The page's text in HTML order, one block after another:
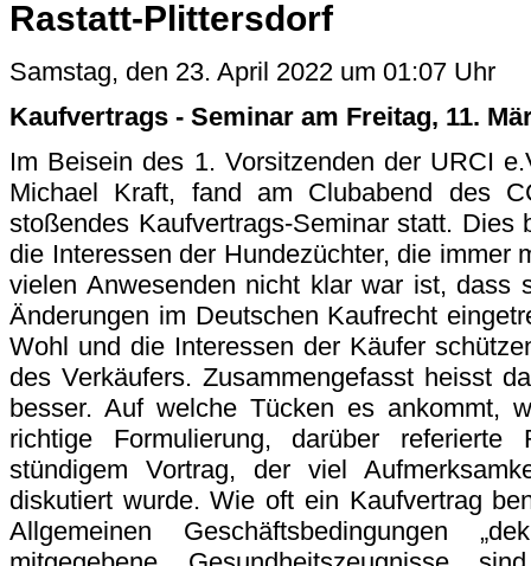
Rastatt-Plittersdorf
Samstag, den 23. April 2022 um 01:07 Uhr
Kaufvertrags - Seminar am Freitag, 11.
Im Beisein des 1. Vorsitzenden der URCI
Michael Kraft, fand am Clubabend des
stoßendes Kaufvertrags-Seminar statt. Dies
die Interessen der Hundezüchter, die immer
vielen Anwesenden nicht klar war ist, dass
Änderungen im Deutschen Kaufrecht
Wohl und die Interessen der Käufer
des Verkäufers. Zusammengefasst heisst
besser. Auf welche Tücken es ankommt,
richtige Formulierung, darüber
stündigem Vortrag, der viel
diskutiert wurde. Wie oft ein Kaufvertrag
Allgemeinen Geschäftsbedingungen